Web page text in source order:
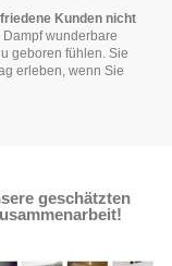
Kunden nicht
wunderbare
geboren fühlen. Sie
erleben, wenn Sie
geschätzten